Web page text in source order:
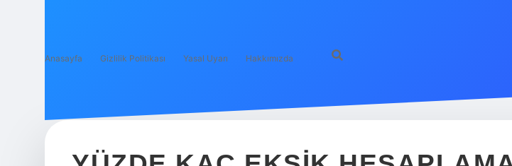
Anasayfa Gizlilik Politikası Yasal Uyarı Hakkımızda